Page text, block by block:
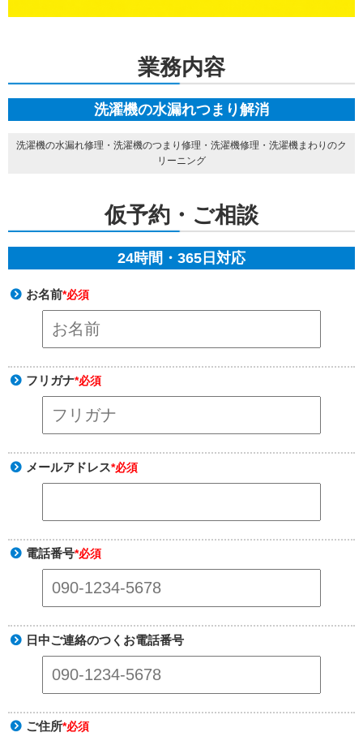
業務内容
洗濯機の水漏れつまり解消
洗濯機の水漏れ修理・洗濯機のつまり修理・洗濯機修理・洗濯機まわりのク
リーニング
仮予約・ご相談
24時間・365日対応
お名前*必須
フリガナ*必須
メールアドレス*必須
電話番号*必須
日中ご連絡のつくお電話番号
ご住所*必須